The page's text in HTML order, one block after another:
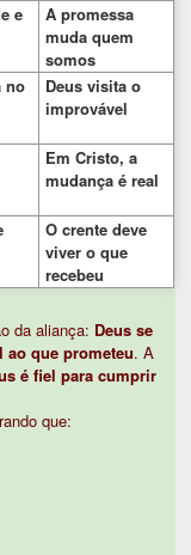
e
A promessa
muda quem
somos
no
Deus visita o
improvável
Em Cristo, a
mudança é real
O crente deve
viver o que
recebeu
da aliança: Deus se
ao que prometeu. A
é fiel para cumprir
que: